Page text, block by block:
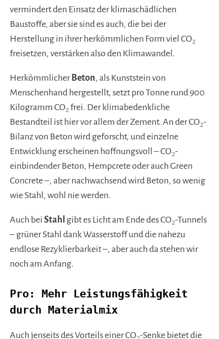
vermindert den Einsatz der klimaschädlichen
Baustoffe, aber sie sind es auch, die bei der
Herstellung in ihrer herkömmlichen Form viel CO₂
freisetzen, verstärken also den Klimawandel.
HerkömmlicherBeton, als Kunststein von
Menschenhand hergestellt, setzt pro Tonne rund 900
Kilogramm CO₂ frei. Der klimabedenkliche
Bestandteil ist hier vor allem der Zement. An der CO₂-
Bilanz von Beton wird geforscht, und einzelne
Entwicklung erscheinen hoffnungsvoll – CO₂-
einbindender Beton, Hempcrete oder auch Green
Concrete –, aber nachwachsend wird Beton, so wenig
wie Stahl, wohl nie werden.
Auch bei Stahl gibt es Licht am Ende des CO₂-Tunnels
– grüner Stahl dank Wasserstoff und die nahezu
endlose Rezyklierbarkeit –, aber auch da stehen wir
noch am Anfang.
Pro: Mehr Leistungsfähigkeit
durch Materialmix
Auch jenseits des Vorteils einer CO₂-Senke bietet die